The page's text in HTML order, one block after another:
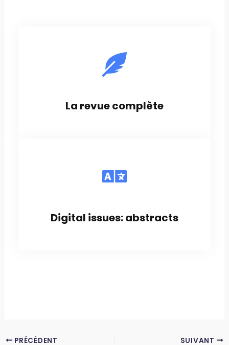
La revue complète
Digital issues: abstracts
PRÉCÉDENT SUIVANT